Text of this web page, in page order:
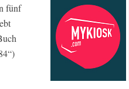
fünf